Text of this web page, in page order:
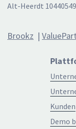
Alt-Heerdt
Brookz |
Kunden
Demo